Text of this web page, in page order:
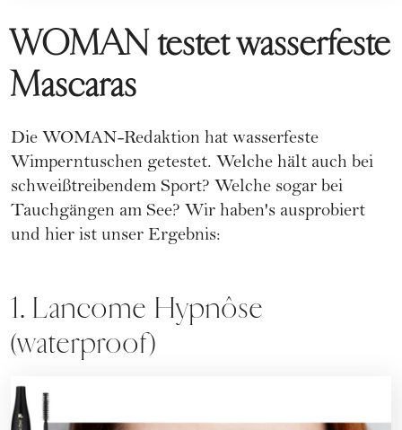
WOMAN testet wasserfeste
Mascaras
Die WOMAN-Redaktion hat wasserfeste
Wimperntuschen getestet. Welche hält auch bei
schweißtreibendem Sport? Welche sogar bei
Tauchgängen am See? Wir haben's ausprobiert
und hier ist unser Ergebnis:
1. Lancome Hypnôse
(waterproof)